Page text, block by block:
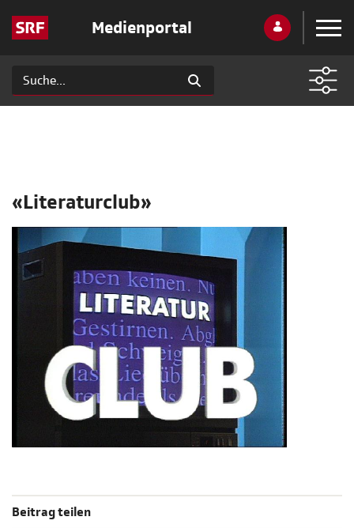
Medienportal
«Literaturclub»
Beitrag teilen